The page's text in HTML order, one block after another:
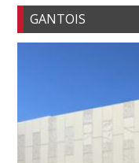
GANTOIS